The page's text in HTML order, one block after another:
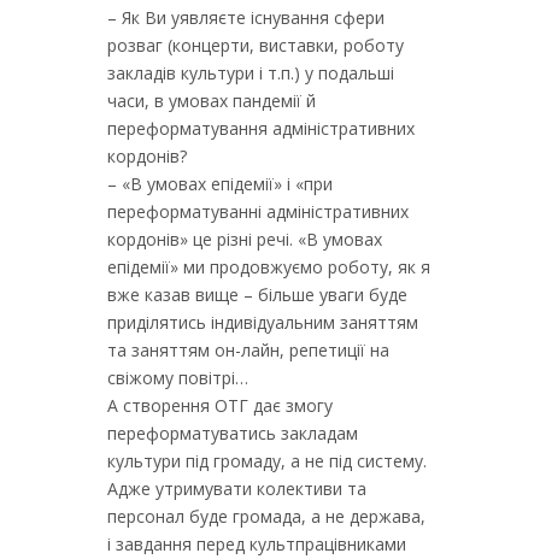
– Як Ви уявляєте існування сфери
розваг (концерти, виставки, роботу
закладів культури і т.п.) у подальші
часи, в умовах пандемії й
переформатування адміністративних
кордонів?
– «В умовах епідемії» і «при
переформатуванні адміністративних
кордонів» це різні речі. «В умовах
епідемії» ми продовжуємо роботу, як я
вже казав вище – більше уваги буде
приділятись індивідуальним заняттям
та заняттям он-лайн, репетиції на
свіжому повітрі…
А створення ОТГ дає змогу
переформатуватись закладам
культури під громаду, а не під систему.
Адже утримувати колективи та
персонал буде громада, а не держава,
і завдання перед культпрацівниками